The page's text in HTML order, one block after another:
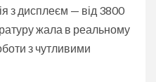
з дисплеєм — від 3800
жала в реальному
з чутливими